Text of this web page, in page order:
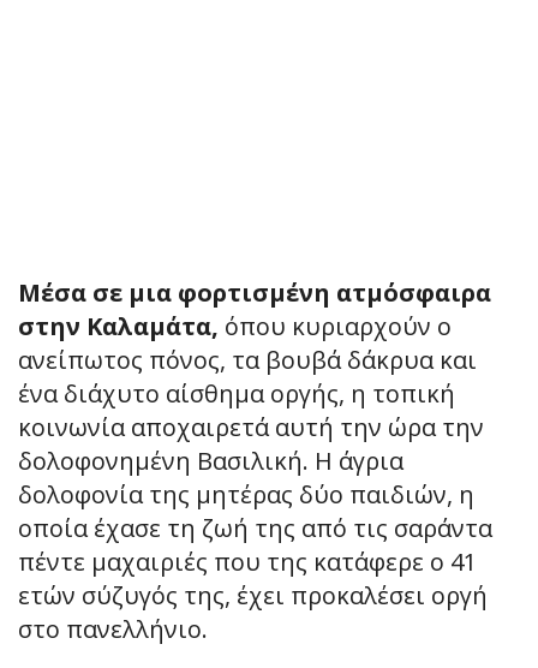
Μέσα σε μια φορτισμένη ατμόσφαιρα
στην Καλαμάτα, όπου κυριαρχούν ο
ανείπωτος πόνος, τα βουβά δάκρυα και
ένα διάχυτο αίσθημα οργής, η τοπική
κοινωνία αποχαιρετά αυτή την ώρα την
δολοφονημένη Βασιλική. Η άγρια
δολοφονία της μητέρας δύο παιδιών, η
οποία έχασε τη ζωή της από τις σαράντα
πέντε μαχαιριές που της κατάφερε ο 41
ετών σύζυγός της, έχει προκαλέσει οργή
στο πανελλήνιο.